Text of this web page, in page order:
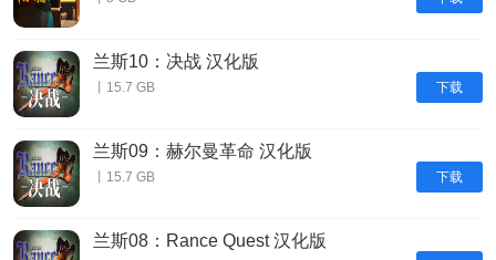
下载
兰斯10：决战 汉化版
丨15.7 GB
下载
兰斯09：赫尔曼革命 汉化版
丨15.7 GB
兰斯08：Rance Quest 汉化版